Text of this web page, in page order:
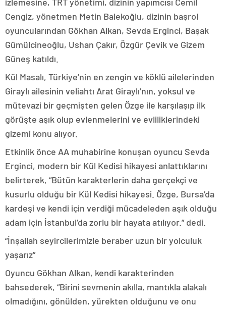
Cengiz, yönetmen Metin Balekoğlu, dizinin başrol
oyuncularından Gökhan Alkan, Sevda Erginci, Başak
Gümülcineoğlu, Ushan Çakır, Özgür Çevik ve Gizem
Güneş katıldı.
Kül Masalı, Türkiye’nin en zengin ve köklü ailelerinden
Giraylı ailesinin veliahtı Arat Giraylı’nın, yoksul ve
mütevazi bir geçmişten gelen Özge ile karşılaşıp ilk
görüşte aşık olup evlenmelerini ve evliliklerindeki
gizemi konu alıyor.
Etkinlik önce AA muhabirine konuşan oyuncu Sevda
Erginci, modern bir Kül Kedisi hikayesi anlattıklarını
belirterek, “Bütün karakterlerin daha gerçekçi ve
kusurlu olduğu bir Kül Kedisi hikayesi. Özge, Bursa’da
kardeşi ve kendi için verdiği mücadeleden aşık olduğu
adam için İstanbul’da zorlu bir hayata atılıyor.” dedi.
“İnşallah seyircilerimizle beraber uzun bir yolculuk
yaşarız”
Oyuncu Gökhan Alkan, kendi karakterinden
bahsederek, “Birini sevmenin akılla, mantıkla alakalı
olmadığını, gönülden, yürekten olduğunu ve onu